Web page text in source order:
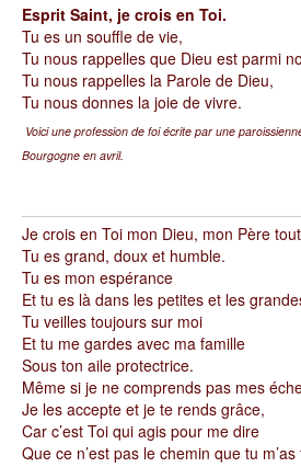
Esprit Saint, je crois en Toi.
Tu es un souffle de vie,
Tu nous rappelles que Dieu est parmi
Tu nous rappelles la Parole de Dieu,
Tu nous donnes la joie de vivre.
Voici une profession de foi écrite par une
Bourgogne en avril.
Je crois en Toi mon Dieu, mon Père
Tu es grand, doux et humble.
Tu es mon espérance
Et tu es là dans les petites et les
Tu veilles toujours sur moi
Et tu me gardes avec ma famille
Sous ton aile protectrice.
Même si je ne comprends pas mes
Je les accepte et je te rends grâce,
Car c’est Toi qui agis pour me dire
Que ce n’est pas le chemin que tu m’as